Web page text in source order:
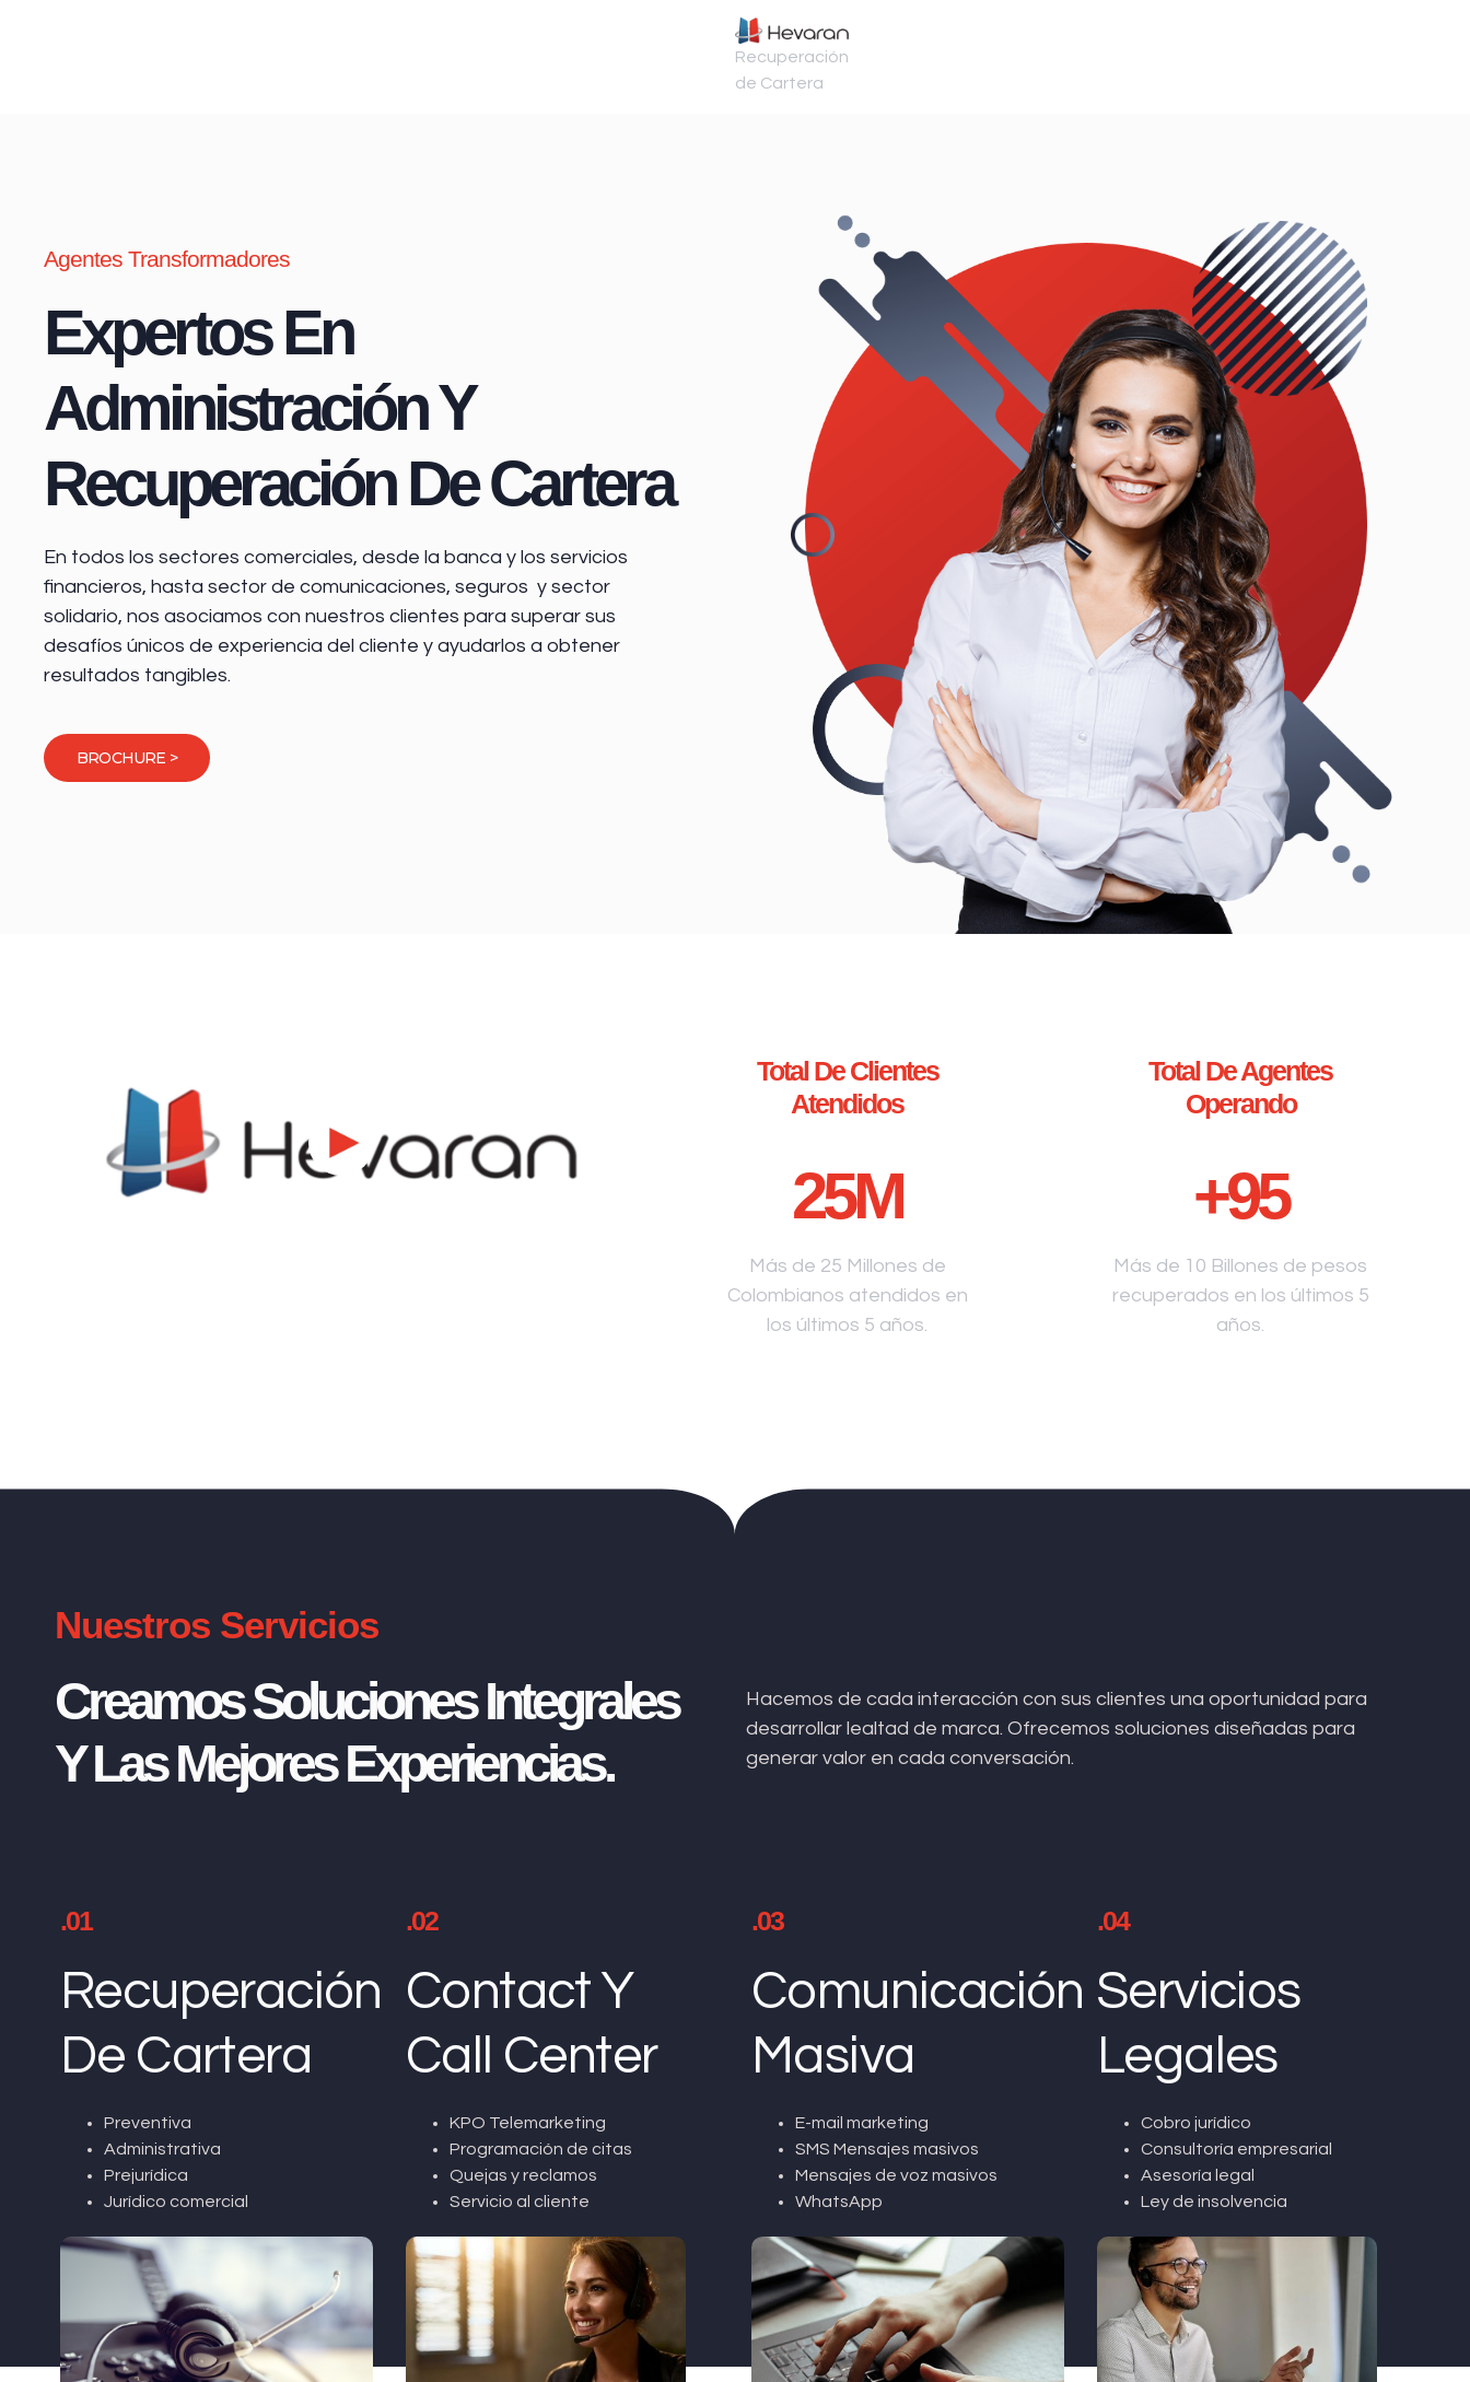
Recuperación
de Cartera
Agentes Transformadores
Expertos En
Administración Y
Recuperación De Cartera
En todos los sectores comerciales, desde la banca y los servicios
financieros, hasta sector de comunicaciones, seguros y sector
solidario, nos asociamos con nuestros clientes para superar sus
desafíos únicos de experiencia del cliente y ayudarlos a obtener
resultados tangibles.
BROCHURE >
Total De Clientes
Atendidos
25M
Más de 25 Millones de
Colombianos atendidos en
los últimos 5 años.
Total De Agentes
Operando
+95
Más de 10 Billones de pesos
recuperados en los últimos 5
años.
Nuestros Servicios
Creamos Soluciones Integrales
Y Las Mejores Experiencias.
Hacemos de cada interacción con sus clientes una oportunidad para
desarrollar lealtad de marca. Ofrecemos soluciones diseñadas para
generar valor en cada conversación.
.01
Recuperación
De Cartera
Preventiva
Administrativa
Prejurídica
Jurídico comercial
.02
Contact Y
Call Center
KPO Telemarketing
Programación de citas
Quejas y reclamos
Servicio al cliente
.03
Comunicación
Masiva
E-mail marketing
SMS Mensajes masivos
Mensajes de voz masivos
WhatsApp
.04
Servicios
Legales
Cobro jurídico
Consultoría empresarial
Asesoría legal
Ley de insolvencia